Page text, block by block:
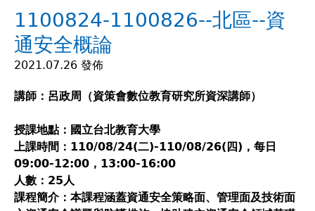
裡
1100824-1100826--北區--資
通安全概論
2021.07.26 發佈
講師：呂政周（資策會數位教育研究所資深講師）
授課地點：國立台北教育大學
上課時間：110/08/24(二)-110/08/26(四)，每日
09:00-12:00，13:00-16:00
人數：25人
課程簡介：本課程涵蓋資通安全策略面、管理面及技術面